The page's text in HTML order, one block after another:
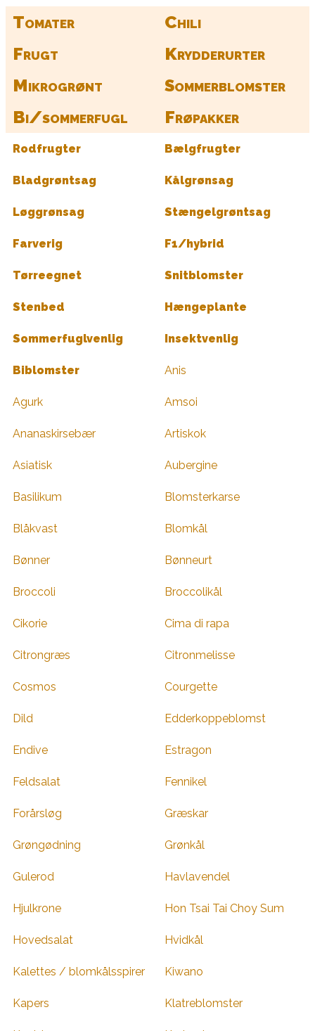
Tomater
Chili
Frugt
Krydderurter
Mikrogrønt
Sommerblomster
Bi/sommerfugl
Frøpakker
Rodfrugter Bælgfrugter
Bladgrøntsag Kålgrønsag
Løggrønsag Stængelgrøntsag
Farverig F1/hybrid
Tørreegnet Snitblomster
Stenbed Hængeplante
Sommerfuglvenlig Insektvenlig
Biblomster Anis
Agurk Amsoi
Ananaskirsebær Artiskok
Asiatisk Aubergine
Basilikum Blomsterkarse
Blåkvast Blomkål
Bønner Bønneurt
Broccoli Broccolikål
Cikorie Cima di rapa
Citrongræs Citronmelisse
Cosmos Courgette
Dild Edderkoppeblomst
Endive Estragon
Feldsalat Fennikel
Forårsløg Græskar
Grøngødning Grønkål
Gulerod Havlavendel
Hjulkrone Hon Tsai Tai Choy Sum
Hovedsalat Hvidkål
Kalettes / blomkålsspirer Kiwano
Kapers Klatreblomster